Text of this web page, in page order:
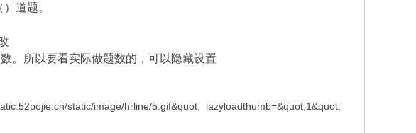
道题。
。所以要看实际做题数的，可以隐藏设置
static/image/hrline/5.gif&quot; lazyloadthumb=&quot;1&quot;